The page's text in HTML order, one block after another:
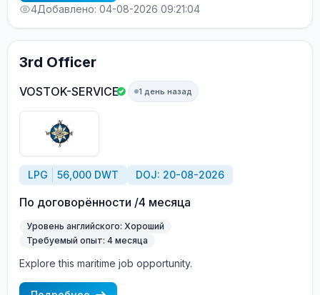
4Добавлено: 04-08-2026 09:21:04
3rd Officer
VOSTOK-SERVICE 1 день назад
LPG 56,000 DWT DOJ: 20-08-2026
По договорённости /4 месяца
Уровень английского: Хороший
Требуемый опыт: 4 месяца
Explore this maritime job opportunity.